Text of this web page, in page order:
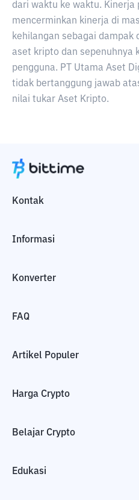
dari waktu ke waktu. Kinerja
mencerminkan kinerja di
kehilangan sebagai dampak
aset kripto dan sepenuhnya
pengguna. PT Utama Aset
tidak bertanggung jawab
nilai tukar Aset Kripto.
Kontak
Informasi
Konverter
FAQ
Artikel Populer
Harga Crypto
Belajar Crypto
Edukasi